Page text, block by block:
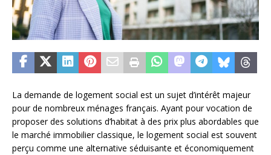
La demande de logement social est un sujet d’intérêt majeur
pour de nombreux ménages français. Ayant pour vocation de
proposer des solutions d’habitat à des prix plus abordables que
le marché immobilier classique, le logement social est souvent
perçu comme une alternative séduisante et économiquement